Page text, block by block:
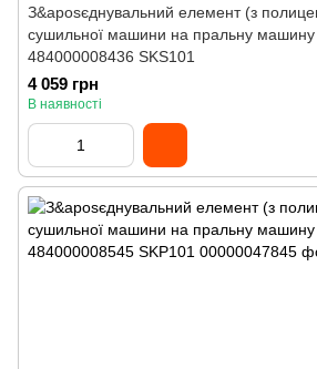
З&aposєднувальний елемент (з
сушильної машини на пральну машину
484000008436 SKS101
4 059 грн
В наявності